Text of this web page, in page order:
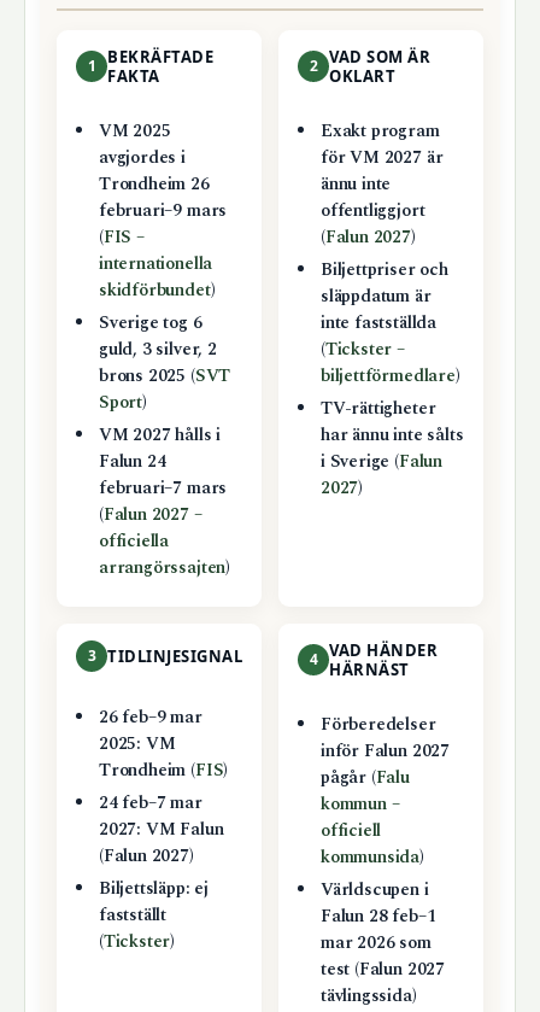
1
BEKRÄFTADE
FAKTA
VM 2025
avgjordes i
Trondheim 26
februari–9 mars
(FIS –
internationella
skidförbundet)
Sverige tog 6
guld, 3 silver, 2
brons 2025 (SVT
Sport)
VM 2027 hålls i
Falun 24
februari–7 mars
(Falun 2027 –
officiella
arrangörssajten)
2 VAD SOM ÄR
OKLART
Exakt program
för VM 2027 är
ännu inte
offentliggjort
(Falun 2027)
Biljettpriser och
släppdatum är
inte fastställda
(Tickster –
biljettförmedlare)
TV-rättigheter
har ännu inte sålts
i Sverige (Falun
2027)
3 TIDLINJESIGNAL
26 feb–9 mar
2025: VM
Trondheim (FIS)
24 feb–7 mar
2027: VM Falun
(Falun 2027)
Biljettsläpp: ej
fastställt
(Tickster)
4 VAD HÄNDER
HÄRNÄST
Förberedelser
inför Falun 2027
pågår (Falu
kommun –
officiell
kommunsida)
Världscupen i
Falun 28 feb–1
mar 2026 som
test (Falun 2027
tävlingssida)